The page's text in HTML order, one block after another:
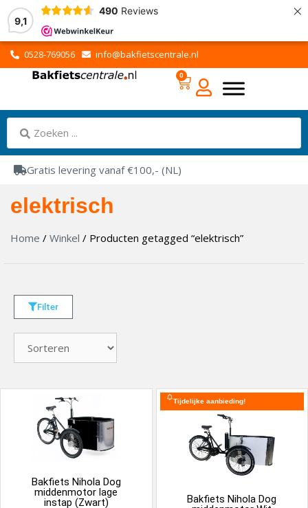
9,1
490 Reviews ×
0528-769056 info@bakfietscentrale.nl
0
Gratis levering vanaf €100,- (NL)
elektrisch
Home / Winkel / Producten getagged “elektrisch”
Filter
Bakfiets Nihola Dog
middenmotor lage
instap (Zwart)
Tijdelijke aanbieding!
Bakfiets Nihola Dog